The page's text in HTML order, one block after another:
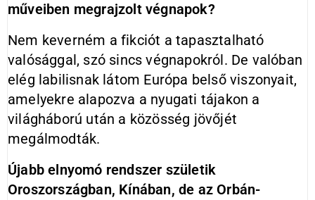
műveiben megrajzolt végnapok?
Nem keverném a fikciót a tapasztalható
valósággal, szó sincs végnapokról. De valóban
elég labilisnak látom Európa belső viszonyait,
amelyekre alapozva a nyugati tájakon a
világháború után a közösség jövőjét
megálmodták.
Újabb elnyomó rendszer születik
Oroszországban, Kínában, de az Orbán-